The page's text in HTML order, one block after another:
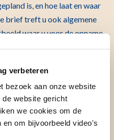
verbeteren
bezoek aan onze website
website gericht
we cookies om de
om bijvoorbeeld video's
is, en hoe laat en waar
brief treft u ook algemene
waar u voor de opname
thuis, de tijd dat
tijdens de opname.